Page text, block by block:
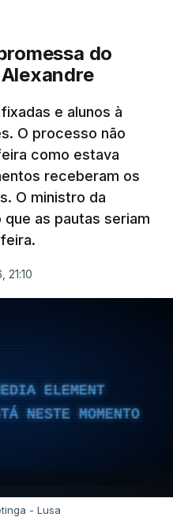
do
e alunos à
O processo não
como estava
receberam os
O ministro da
que as pautas seriam
21:10
ELEMENT
NESTE MOMENTO
- Lusa